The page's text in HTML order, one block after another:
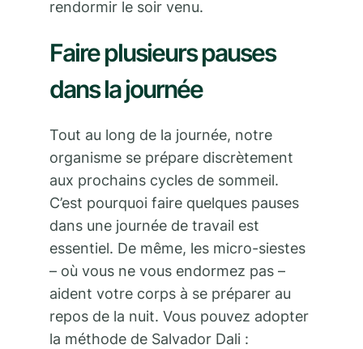
rendormir le soir venu.
Faire plusieurs pauses
dans la journée
Tout au long de la journée, notre
organisme se prépare discrètement
aux prochains cycles de sommeil.
C’est pourquoi faire quelques pauses
dans une journée de travail est
essentiel. De même, les micro-siestes
– où vous ne vous endormez pas –
aident votre corps à se préparer au
repos de la nuit. Vous pouvez adopter
la méthode de Salvador Dali :